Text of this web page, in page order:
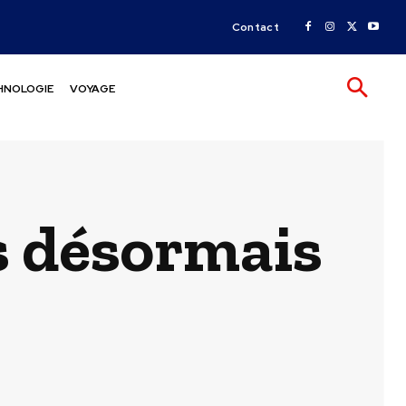
Contact
VOYAGE
désormais